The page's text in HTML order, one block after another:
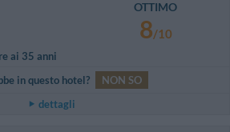
ai 35 anni
OTTIMO
8/10
in questo hotel?
NON SO
dettagli